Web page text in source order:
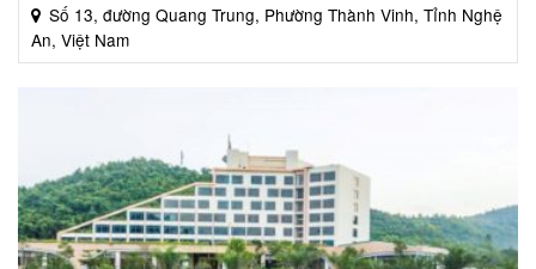
Số 13, đường Quang Trung, Phường Thành Vinh, Tỉnh Nghệ
An, Việt Nam